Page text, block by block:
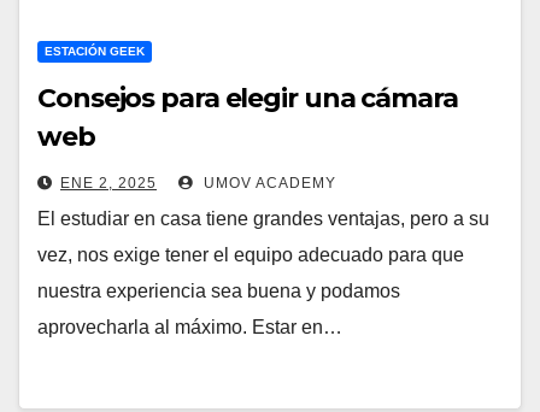
ESTACIÓN GEEK
Consejos para elegir una cámara
web
ENE 2, 2025 UMOV ACADEMY
El estudiar en casa tiene grandes ventajas, pero a su
vez, nos exige tener el equipo adecuado para que
nuestra experiencia sea buena y podamos
aprovecharla al máximo. Estar en…